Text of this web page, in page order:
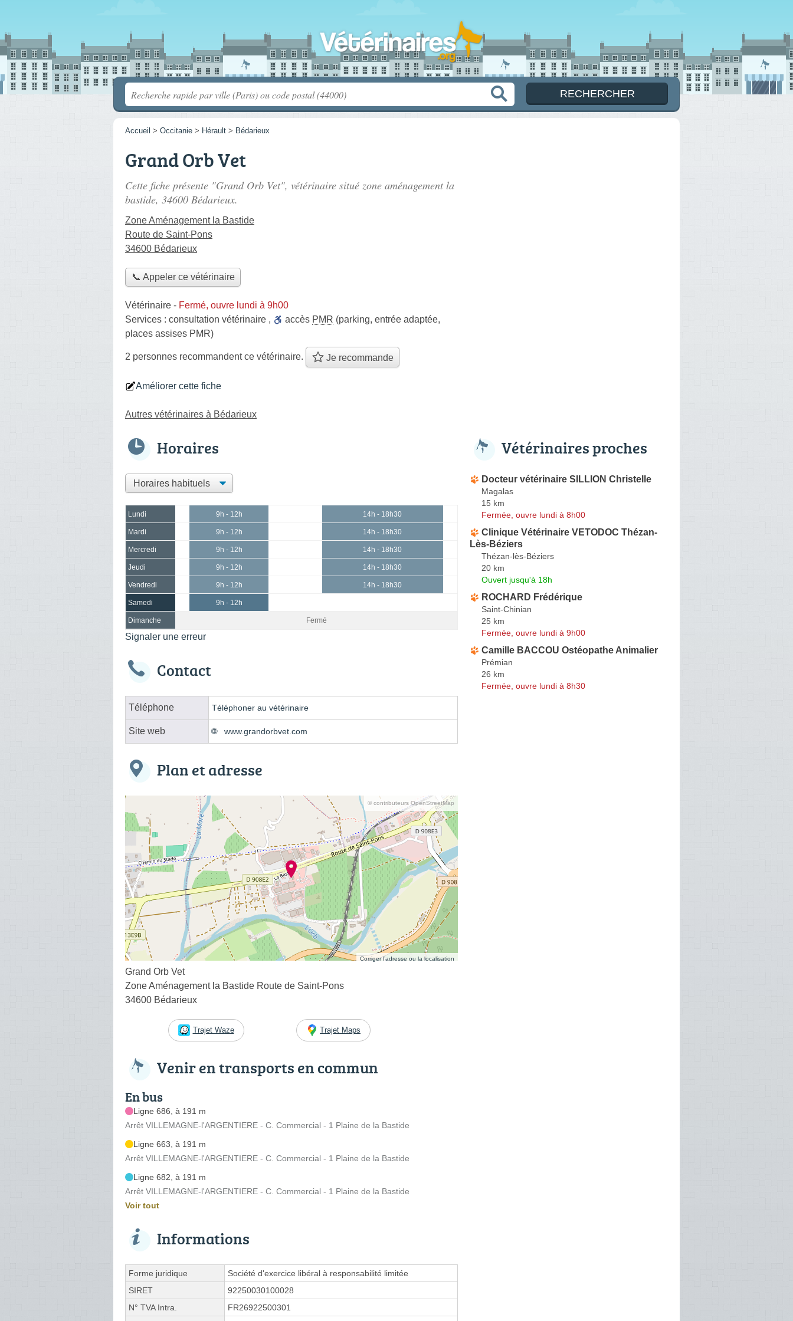
Accueil > Occitanie > Hérault > Bédarieux
Grand Orb Vet
Cette fiche présente "Grand Orb Vet", vétérinaire situé zone aménagement la
bastide, 34600 Bédarieux.
Zone Aménagement la Bastide
Route de Saint-Pons
34600 Bédarieux
📞 Appeler ce vétérinaire
Vétérinaire - Fermé, ouvre lundi à 9h00
Services : consultation vétérinaire , accès PMR (parking, entrée adaptée,
places assises PMR)
2 personnes recommandentce vétérinaire. Je recommande
Améliorer cette fiche
Autres vétérinaires à Bédarieux
Horaires
Lundi 9h - 12h 14h - 18h30
Mardi 9h - 12h 14h - 18h30
Mercredi 9h - 12h 14h - 18h30
Jeudi 9h - 12h 14h - 18h30
Vendredi 9h - 12h 14h - 18h30
Samedi 9h - 12h
Dimanche Fermé
Signaler une erreur
Contact
Téléphone Téléphoner au vétérinaire
Site web www.grandorbvet.com
Plan et adresse
© contributeurs OpenStreetMap
Corriger l’adresse ou la localisation
Grand Orb Vet
Zone Aménagement la Bastide Route de Saint-Pons
34600 Bédarieux
Trajet Waze Trajet Maps
Venir en transports en commun
En bus
Ligne 686, à 191 m
Arrêt VILLEMAGNE-l'ARGENTIERE - C. Commercial - 1 Plaine de la Bastide
Ligne 663, à 191 m
Arrêt VILLEMAGNE-l'ARGENTIERE - C. Commercial - 1 Plaine de la Bastide
Ligne 682, à 191 m
Arrêt VILLEMAGNE-l'ARGENTIERE - C. Commercial - 1 Plaine de la Bastide
Voir tout
Informations
Forme juridique
Société d'exercice libéral à responsabilité limitée
SIRET
92250030100028
N° TVA Intra.
FR26922500301
Vétérinaires proches
Docteur vétérinaire SILLION Christelle
Magalas
15 km
Fermée, ouvre lundi à 8h00
Clinique Vétérinaire VETODOC Thézan-
Lès-Béziers
Thézan-lès-Béziers
20 km
Ouvert jusqu'à 18h
ROCHARD Frédérique
Saint-Chinian
25 km
Fermée, ouvre lundi à 9h00
Camille BACCOU Ostéopathe Animalier
Prémian
26 km
Fermée, ouvre lundi à 8h30